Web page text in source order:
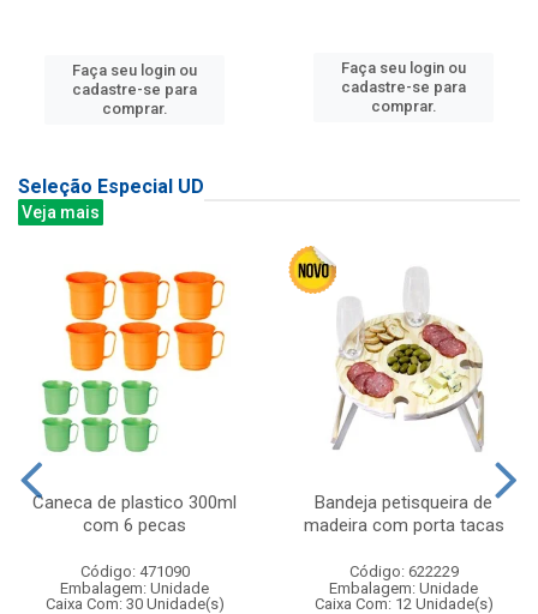
Faça seu login ou
cadastre-se para
comprar.
Faça seu login ou
cadastre-se para
comprar.
Seleção Especial UD
Veja mais
Caneca de plastico 300ml
com 6 pecas
Código: 471090
Embalagem: Unidade
Caixa Com: 30 Unidade(s)
Bandeja petisqueira de
madeira com porta tacas
Código: 622229
Embalagem: Unidade
Caixa Com: 12 Unidade(s)